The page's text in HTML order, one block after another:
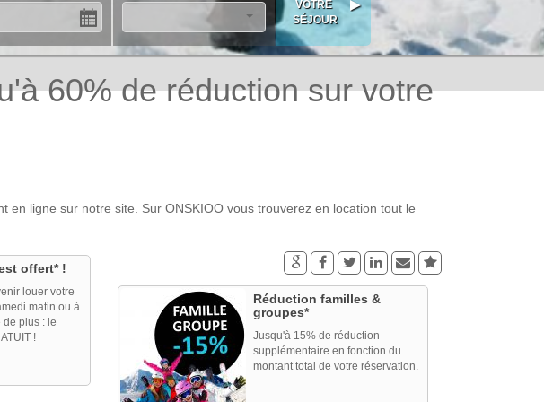
60% de réduction sur votre
ligne sur notre site. Sur ONSKIOO vous trouverez en location tout le
offert* !
louer votre
matin ou à
plus : le
!
Réduction familles &
groupes*
Jusqu'à 15% de réduction
supplémentaire en fonction du
montant total de votre réservation.